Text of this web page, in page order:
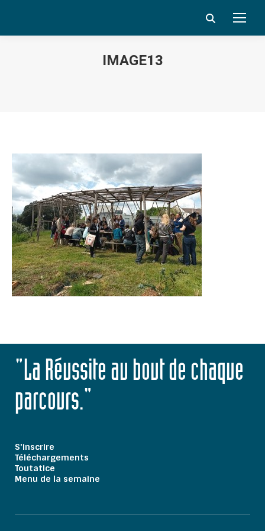
Search:
IMAGE13
"La Réussite au bout de chaque
parcours."
S'inscrire
Téléchargements
Toutatice
Menu de la semaine